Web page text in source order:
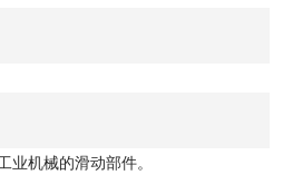
机械的滑动部件。